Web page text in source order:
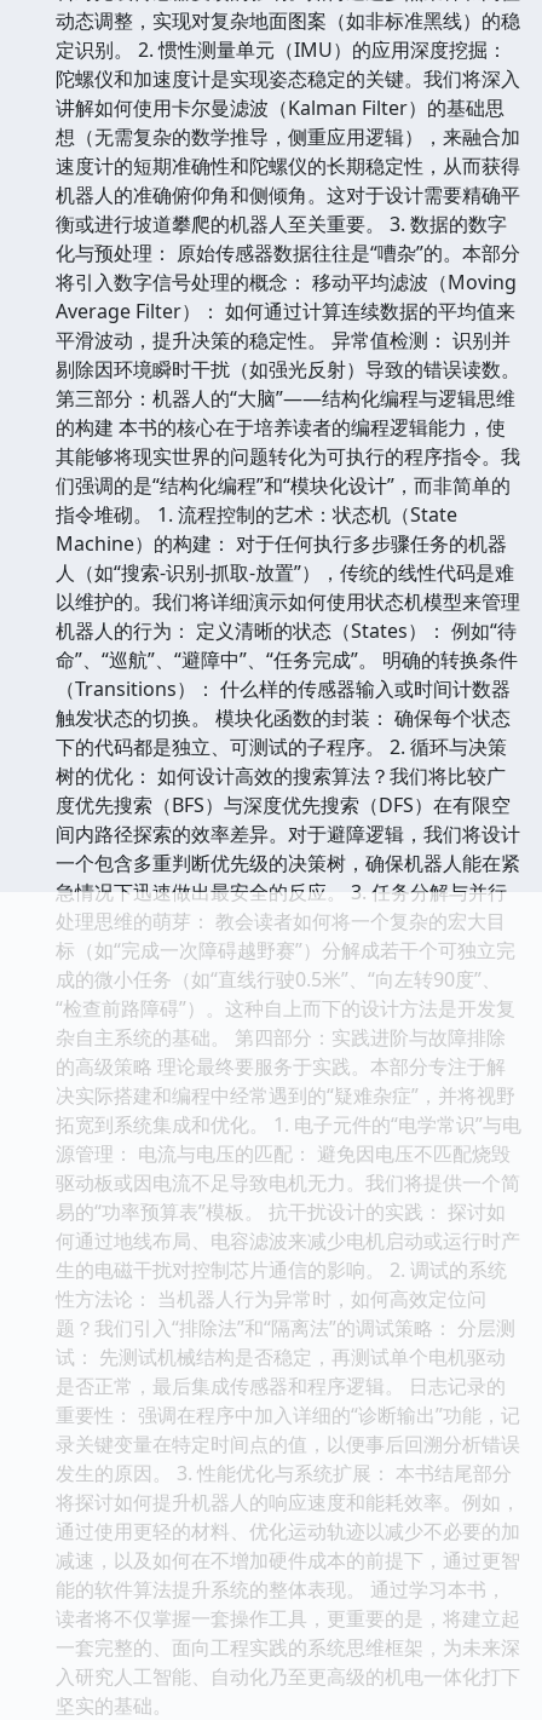
动态调整，实现对复杂地面图案（如非标准黑线）的稳
定识别。 2. 惯性测量单元（IMU）的应用深度挖掘：
陀螺仪和加速度计是实现姿态稳定的关键。我们将深入
讲解如何使用卡尔曼滤波（Kalman Filter）的基础思
想（无需复杂的数学推导，侧重应用逻辑），来融合加
速度计的短期准确性和陀螺仪的长期稳定性，从而获得
机器人的准确俯仰角和侧倾角。这对于设计需要精确平
衡或进行坡道攀爬的机器人至关重要。 3. 数据的数字
化与预处理： 原始传感器数据往往是“嘈杂”的。本部分
将引入数字信号处理的概念： 移动平均滤波（Moving
Average Filter）： 如何通过计算连续数据的平均值来
平滑波动，提升决策的稳定性。 异常值检测： 识别并
剔除因环境瞬时干扰（如强光反射）导致的错误读数。
第三部分：机器人的“大脑”——结构化编程与逻辑思维
的构建 本书的核心在于培养读者的编程逻辑能力，使
其能够将现实世界的问题转化为可执行的程序指令。我
们强调的是“结构化编程”和“模块化设计”，而非简单的
指令堆砌。 1. 流程控制的艺术：状态机（State
Machine）的构建： 对于任何执行多步骤任务的机器
人（如“搜索-识别-抓取-放置”），传统的线性代码是难
以维护的。我们将详细演示如何使用状态机模型来管理
机器人的行为： 定义清晰的状态（States）： 例如“待
命”、“巡航”、“避障中”、“任务完成”。 明确的转换条件
（Transitions）： 什么样的传感器输入或时间计数器
触发状态的切换。 模块化函数的封装： 确保每个状态
下的代码都是独立、可测试的子程序。 2. 循环与决策
树的优化： 如何设计高效的搜索算法？我们将比较广
度优先搜索（BFS）与深度优先搜索（DFS）在有限空
间内路径探索的效率差异。对于避障逻辑，我们将设计
一个包含多重判断优先级的决策树，确保机器人能在紧
急情况下迅速做出最安全的反应。 3. 任务分解与并行
处理思维的萌芽： 教会读者如何将一个复杂的宏大目
标（如“完成一次障碍越野赛”）分解成若干个可独立完
成的微小任务（如“直线行驶0.5米”、“向左转90度”、
“检查前路障碍”）。这种自上而下的设计方法是开发复
杂自主系统的基础。 第四部分：实践进阶与故障排除
的高级策略 理论最终要服务于实践。本部分专注于解
决实际搭建和编程中经常遇到的“疑难杂症”，并将视野
拓宽到系统集成和优化。 1. 电子元件的“电学常识”与电
源管理： 电流与电压的匹配： 避免因电压不匹配烧毁
驱动板或因电流不足导致电机无力。我们将提供一个简
易的“功率预算表”模板。 抗干扰设计的实践： 探讨如
何通过地线布局、电容滤波来减少电机启动或运行时产
生的电磁干扰对控制芯片通信的影响。 2. 调试的系统
性方法论： 当机器人行为异常时，如何高效定位问
题？我们引入“排除法”和“隔离法”的调试策略： 分层测
试： 先测试机械结构是否稳定，再测试单个电机驱动
是否正常，最后集成传感器和程序逻辑。 日志记录的
重要性： 强调在程序中加入详细的“诊断输出”功能，记
录关键变量在特定时间点的值，以便事后回溯分析错误
发生的原因。 3. 性能优化与系统扩展： 本书结尾部分
将探讨如何提升机器人的响应速度和能耗效率。例如，
通过使用更轻的材料、优化运动轨迹以减少不必要的加
减速，以及如何在不增加硬件成本的前提下，通过更智
能的软件算法提升系统的整体表现。 通过学习本书，
读者将不仅掌握一套操作工具，更重要的是，将建立起
一套完整的、面向工程实践的系统思维框架，为未来深
入研究人工智能、自动化乃至更高级的机电一体化打下
坚实的基础。